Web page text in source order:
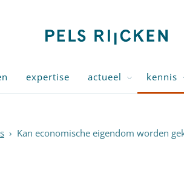
expertise actueel kennis
› Kan economische eigendom worden